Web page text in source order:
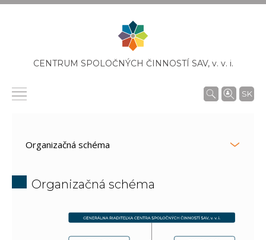
CENTRUM SPOLOČNÝCH ČINNOSTÍ SAV, v. v. i.
SK
Organizačná schéma